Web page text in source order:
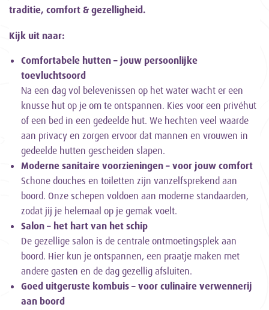
traditie, comfort & gezelligheid.
Kijk uit naar:
Comfortabele hutten – jouw persoonlijke
toevluchtsoord
Na een dag vol belevenissen op het water wacht er een
knusse hut op je om te ontspannen. Kies voor een privéhut
of een bed in een gedeelde hut. We hechten veel waarde
aan privacy en zorgen ervoor dat mannen en vrouwen in
gedeelde hutten gescheiden slapen.
Moderne sanitaire voorzieningen – voor jouw comfort
Schone douches en toiletten zijn vanzelfsprekend aan
boord. Onze schepen voldoen aan moderne standaarden,
zodat jij je helemaal op je gemak voelt.
Salon – het hart van het schip
De gezellige salon is de centrale ontmoetingsplek aan
boord. Hier kun je ontspannen, een praatje maken met
andere gasten en de dag gezellig afsluiten.
Goed uitgeruste kombuis – voor culinaire verwennerij
aan boord